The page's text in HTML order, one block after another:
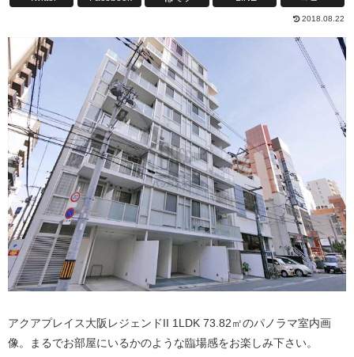
2018.08.22
アクアプレイス大阪レジェンドII 1LDK 73.82㎡のパノラマ室内画
像。まるでお部屋にいるかのような臨場感をお楽しみ下さい。